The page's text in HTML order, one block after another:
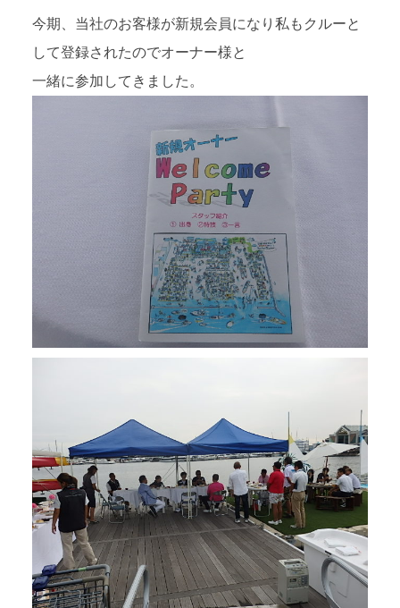
今期、当社のお客様が新規会員になり私もクルーと
して登録されたのでオーナー様と
一緒に参加してきました。